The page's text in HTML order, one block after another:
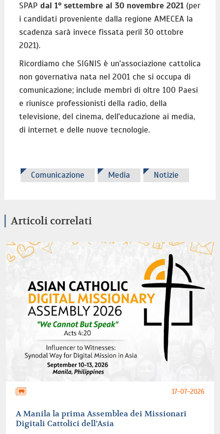
SPAP dal 1° settembre al 30 novembre 2021(per
i candidati proveniente dalla regione AMECEA la
scadenza sarà invece fissata peril 30 ottobre
2021).
Ricordiamo che SIGNIS è un'associazione cattolica
non governativa nata nel 2001 che si occupa di
comunicazione; include membri di oltre 100 Paesi
e riunisce professionisti della radio, della
televisione, del cinema, dell'educazione ai media,
di internet e delle nuove tecnologie.
Comunicazione Media Notizie
Articoli correlati
17-07-2026
A Manila la prima Assemblea dei Missionari
Digitali Cattolici dell’Asia